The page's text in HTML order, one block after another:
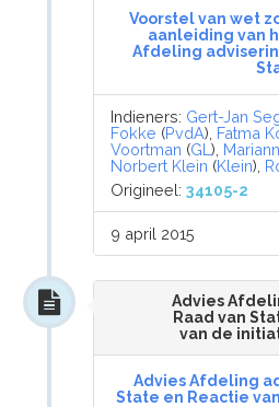
Voorstel van wet
aanleiding van
Afdeling
Indieners: Gert-Jan
Fokke (PvdA), Fatma
Voortman (GL),
Norbert Klein (Klein),
Origineel:34105-2
9 april 2015
Advies
Raad van
van de
Advies Afdeling
State en Reactie